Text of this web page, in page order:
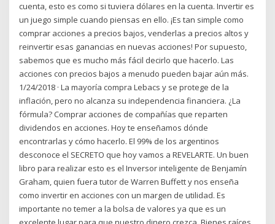
cuenta, esto es como si tuviera dólares en la cuenta. Invertir es
un juego simple cuando piensas en ello. ¡Es tan simple como
comprar acciones a precios bajos, venderlas a precios altos y
reinvertir esas ganancias en nuevas acciones! Por supuesto,
sabemos que es mucho más fácil decirlo que hacerlo. Las
acciones con precios bajos a menudo pueden bajar aún más.
1/24/2018 · La mayoría compra Lebacs y se protege de la
inflación, pero no alcanza su independencia financiera. ¿La
fórmula? Comprar acciones de compañías que reparten
dividendos en acciones. Hoy te enseñamos dónde
encontrarlas y cómo hacerlo. El 99% de los argentinos
desconoce el SECRETO que hoy vamos a REVELARTE. Un buen
libro para realizar esto es el Inversor inteligente de Benjamín
Graham, quien fuera tutor de Warren Buffett y nos enseña
como invertir en acciones con un margen de utilidad. Es
importante no temer a la bolsa de valores ya que es un